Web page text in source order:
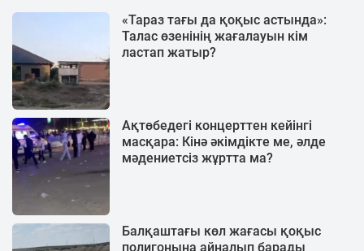
«Тараз тағы да қоқыс астында»:
Талас өзенінің жағалауын кім
ластап жатыр?
Ақтөбедегі концерттен кейінгі
масқара: Кінә әкімдікте ме, әлде
мәдениетсіз жұртта ма?
Балқаштағы көл жағасы қоқыс
полигонына айналып барады